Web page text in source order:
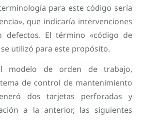
para este código sería
que indicaría intervenciones
defectos. El término «código de
utilizó para este propósito.
modelo de orden de trabajo,
de control de mantenimiento
dos tarjetas perforadas y
a la anterior, las siguientes